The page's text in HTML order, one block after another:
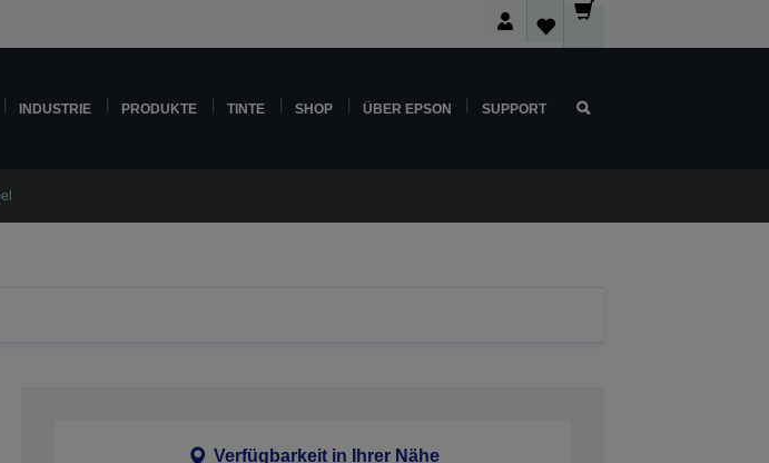
INDUSTRIE PRODUKTE TINTE SHOP ÜBER EPSON SUPPORT
Verfügbarkeit in Ihrer Nähe